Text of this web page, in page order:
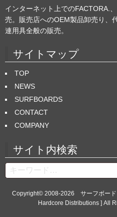
インターネット上でのFACTORA.
売。販売店へのOEM製品卸売り、
連用具全般の販売。
サイトマップ
TOP
NEWS
SURFBOARDS
CONTACT
COMPANY
サイト内検索
Search
Copyright© 2008-2026 サーフボー
Hardcore Distributions ] All